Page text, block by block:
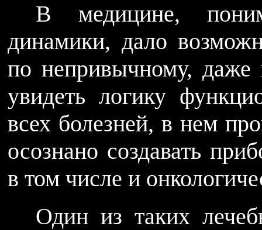
В медицине,
динамики, дало
по непривычному,
увидеть логику
всех болезней, в нем
осознано создавать
в том числе и
Один из таких